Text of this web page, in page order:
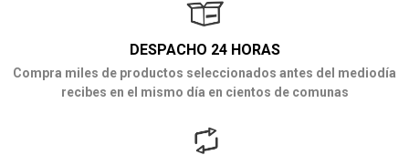
DESPACHO 24 HORAS
Compra miles de productos seleccionados antes del mediodía
recibes en el mismo día en cientos de comunas